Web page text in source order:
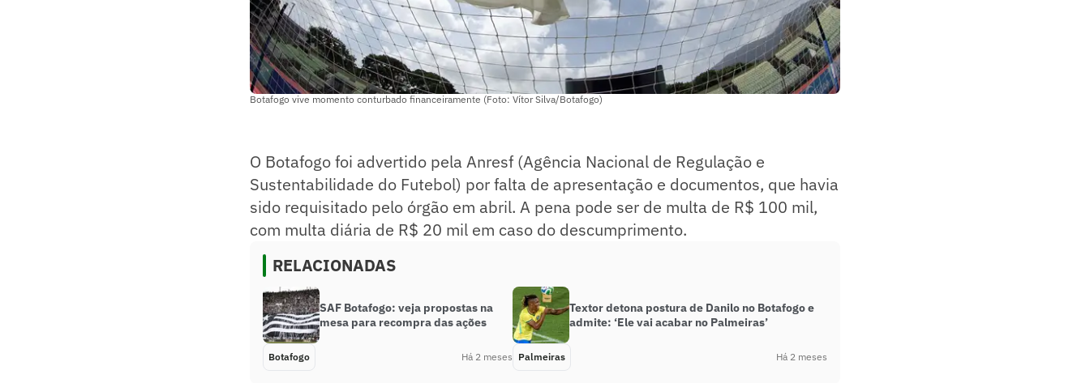
Botafogo vive momento conturbado financeiramente (Foto: Vítor Silva/Botafogo)
O Botafogo foi advertido pela Anresf (Agência Nacional de Regulação e
Sustentabilidade do Futebol) por falta de apresentação e documentos, que havia
sido requisitado pelo órgão em abril. A pena pode ser de multa de R$ 100 mil,
com multa diária de R$ 20 mil em caso do descumprimento.
RELACIONADAS
SAF Botafogo: veja propostas na
mesa para recompra das ações
Botafogo Há 2 meses
Textor detona postura de Danilo no Botafogo e
admite: ‘Ele vai acabar no Palmeiras’
Palmeiras Há 2 meses